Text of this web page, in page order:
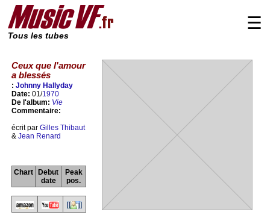
Tous les tubes
☰
Ceux que l'amour
a blessés
: Johnny Hallyday
Date: 01/1970
De l'album: Vie
Commentaire:
écrit par Gilles Thibaut
& Jean Renard
Chart
Debut
date
Peak
pos.